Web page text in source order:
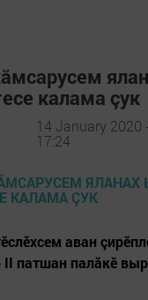
калама çук
14 January 2020 -
17:24
аван
патшан палăкӗ